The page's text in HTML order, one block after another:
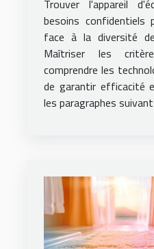
Trouver l'appareil
besoins confidentiels
face à la diversité
Maîtriser les
comprendre les
de garantir efficacité
les paragraphes